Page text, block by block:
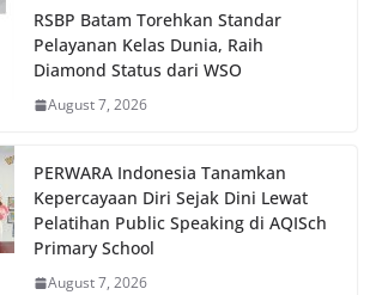
RSBP Batam Torehkan Standar
Pelayanan Kelas Dunia, Raih
Diamond Status dari WSO
August 7, 2026
PERWARA Indonesia Tanamkan
Kepercayaan Diri Sejak Dini Lewat
Pelatihan Public Speaking di AQISch
Primary School
August 7, 2026